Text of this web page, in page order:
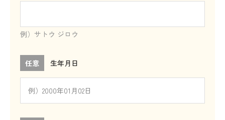
例）サトウ ジロウ
生年月日
任意